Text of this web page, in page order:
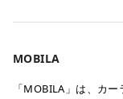
MOBILA
「MOBILA」は、カ